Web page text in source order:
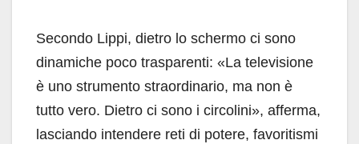
Secondo Lippi, dietro lo schermo ci sono
dinamiche poco trasparenti: «La televisione
è uno strumento straordinario, ma non è
tutto vero. Dietro ci sono i circolini», afferma,
lasciando intendere reti di potere, favoritismi